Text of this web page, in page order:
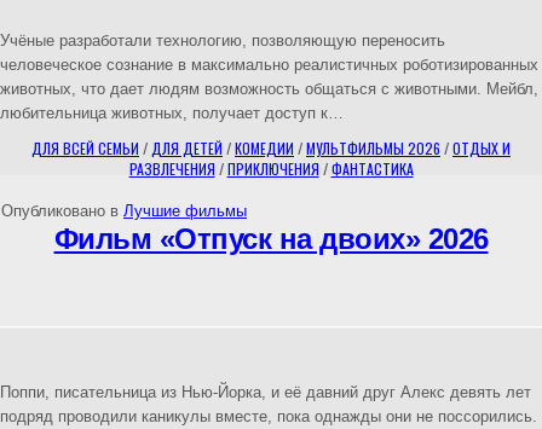
Учёные разработали технологию, позволяющую переносить
человеческое сознание в максимально реалистичных роботизированных
животных, что дает людям возможность общаться с животными. Мейбл,
любительница животных, получает доступ к…
ДЛЯ ВСЕЙ СЕМЬИ / ДЛЯ ДЕТЕЙ /КОМЕДИИ /МУЛЬТФИЛЬМЫ 2026 /ОТДЫХ И
РАЗВЛЕЧЕНИЯ /ПРИКЛЮЧЕНИЯ /ФАНТАСТИКА
Опубликовано в Лучшие фильмы
Фильм «Отпуск на двоих» 2026
Поппи, писательница из Нью-Йорка, и её давний друг Алекс девять лет
подряд проводили каникулы вместе, пока однажды они не поссорились.